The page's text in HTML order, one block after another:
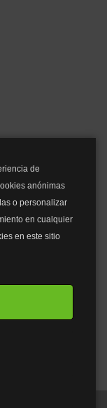
de
anónimas
o personalizar
en cualquier
en este sitio